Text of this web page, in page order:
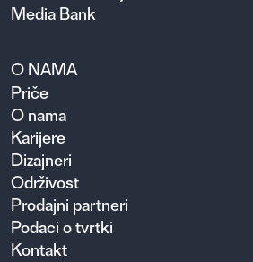
Media Bank
O NAMA
Priče
O nama
Karijere
Dizajneri
Održivost
Prodajni partneri
Podaci o tvrtki
Kontakt